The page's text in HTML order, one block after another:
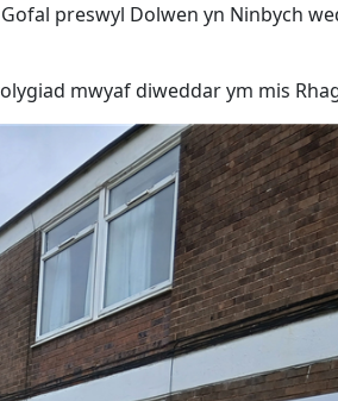
preswyl Dolwen yn Ninbych
mwyaf diweddar ym mis